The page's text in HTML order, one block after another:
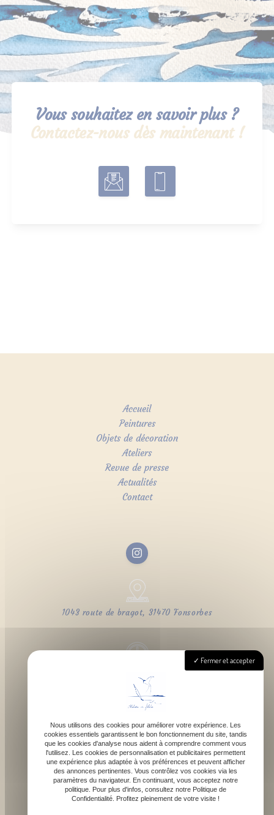
Vous souhaitez en savoir plus ?
Contactez-nous dès maintenant !
Accueil
Peintures
Objets de décoration
Ateliers
Revue de presse
Actualités
Contact
1043 route de bragot, 31470 Fonsorbes
Lundi - Samedi : 9h - 18h
contact@atelierdefelicie.fr
06 08 95 80 82
Fermer et accepter
Nous utilisons des cookies pour améliorer votre expérience. Les
cookies essentiels garantissent le bon fonctionnement du site, tandis
que les cookies d'analyse nous aident à comprendre comment vous
l'utilisez. Les cookies de personnalisation et publicitaires permettent
une expérience plus adaptée à vos préférences et peuvent afficher
des annonces pertinentes. Vous contrôlez vos cookies via les
paramètres du navigateur. En continuant, vous acceptez notre
politique. Pour plus d'infos, consultez notre Politique de
Confidentialité. Profitez pleinement de votre visite !